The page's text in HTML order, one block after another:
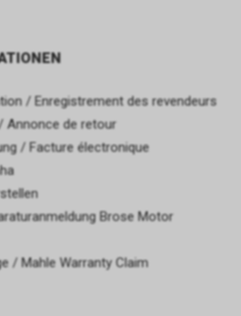
/ Enregistrement des revendeurs
Annonce de retour
/ Facture électronique
Brose Motor
/ Mahle Warranty Claim